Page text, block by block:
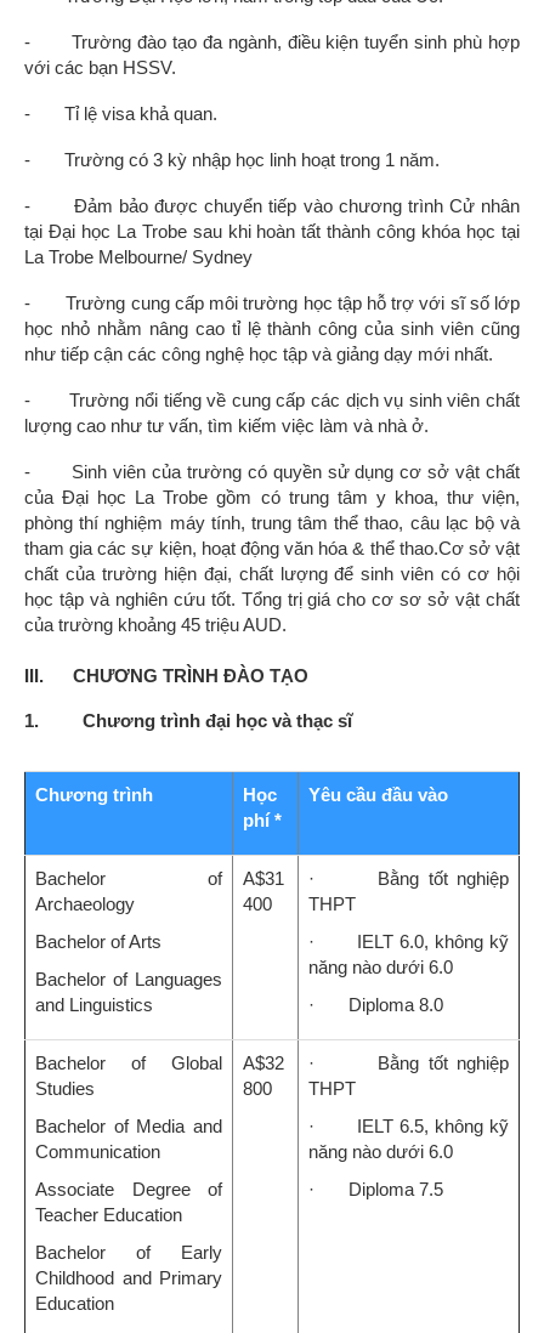
-Trường đào tạo đa ngành, điều kiện tuyển sinh phù hợp
với các bạn HSSV.
- Tỉ lệ visa khả quan.
- Trường có 3 kỳ nhập học linh hoạt trong 1 năm.
- Đảm bảo được chuyển tiếp vào chương trình Cử nhân
tại Đại học La Trobe sau khi hoàn tất thành công khóa học tại
La Trobe Melbourne/ Sydney
-Trường cung cấp môi trường học tập hỗ trợ với sĩ số lớp
học nhỏ nhằm nâng cao tỉ lệ thành công của sinh viên cũng
như tiếp cận các công nghệ học tập và giảng dạy mới nhất.
-Trường nổi tiếng về cung cấp các dịch vụ sinh viên chất
lượng cao như tư vấn, tìm kiếm việc làm và nhà ở.
- Sinh viên của trường có quyền sử dụng cơ sở vật chất
của Đại học La Trobe gồm có trung tâm y khoa, thư viện,
phòng thí nghiệm máy tính, trung tâm thể thao, câu lạc bộ và
tham gia các sự kiện, hoạt động văn hóa & thể thao.Cơ sở vật
chất của trường hiện đại, chất lượng để sinh viên có cơ hội
học tập và nghiên cứu tốt. Tổng trị giá cho cơ sơ sở vật chất
của trường khoảng 45 triệu AUD.
III. CHƯƠNG TRÌNH ĐÀO TẠO
1. Chương trình đại học và thạc sĩ
Chương trình
Học
phí *
Yêu cầu đầu vào
Bachelor of
Archaeology
Bachelor of Arts
Bachelor of Languages
and Linguistics
A$31
400
· Bằng tốt nghiệp
THPT
· IELT 6.0, không kỹ
năng nào dưới 6.0
· Diploma 8.0
Bachelor of Global
Studies
Bachelor of Media and
Communication
Associate Degree of
Teacher Education
Bachelor of Early
Childhood and Primary
Education
A$32
800
· Bằng tốt nghiệp
THPT
· IELT 6.5, không kỹ
năng nào dưới 6.0
· Diploma 7.5